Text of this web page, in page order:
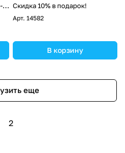
Скидка 10% в подарок!
Арт. 14582
В корзину
еще
2